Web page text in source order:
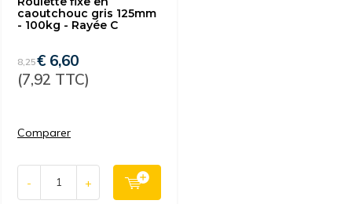
caoutchouc gris 125mm
- 100kg - Rayée C
8,25€ 6,60
(7,92 TTC)
Comparer
- +